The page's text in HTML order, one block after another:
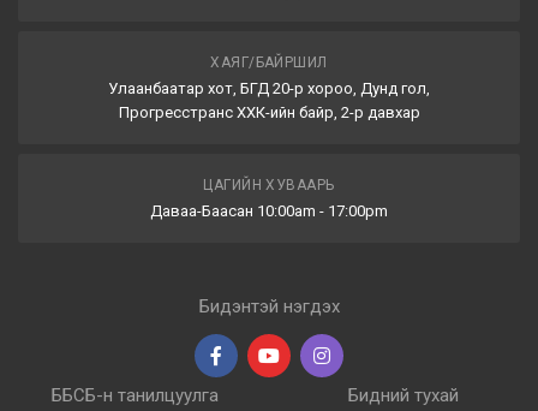
ХАЯГ/БАЙРШИЛ
Улаанбаатар хот, БГД 20-р хороо, Дунд гол,
Прогресстранс ХХК-ийн байр, 2-р давхар
ЦАГИЙН ХУВААРЬ
Даваа-Баасан 10:00am - 17:00pm
Бидэнтэй нэгдэх
ББСБ-н танилцуулга
Бидний тухай